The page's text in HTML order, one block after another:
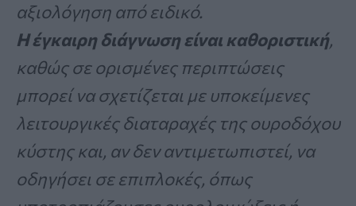
αξιολόγηση από ειδικό.
Η έγκαιρη διάγνωση είναι καθοριστική,
καθώς σε ορισμένες περιπτώσεις
μπορεί να σχετίζεται με υποκείμενες
λειτουργικές διαταραχές της ουροδόχου
κύστης και, αν δεν αντιμετωπιστεί, να
οδηγήσει σε επιπλοκές, όπως